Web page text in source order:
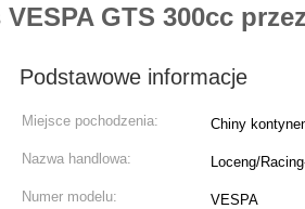
GTS 300cc
Podstawowe informacje
Miejsce pochodzenia: Chiny
Nazwa handlowa: Loceng/
Numer modelu: VESPA